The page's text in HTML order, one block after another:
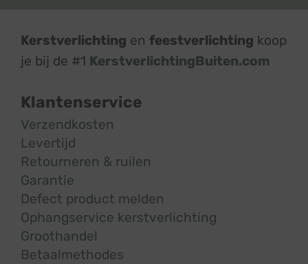
Kerstverlichting en feestverlichting koop
je bij de #1 KerstverlichtingBuiten.com
Klantenservice
Verzendkosten
Levertijd
Retourneren & ruilen
Garantie
Defect product melden
Ophangservice kerstverlichting
Groothandel
Betaalmethodes